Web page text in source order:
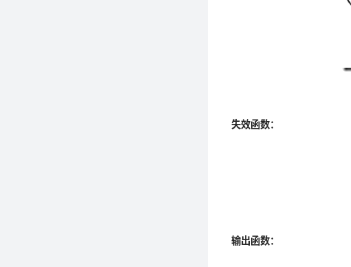
失效函数：
输出函数：